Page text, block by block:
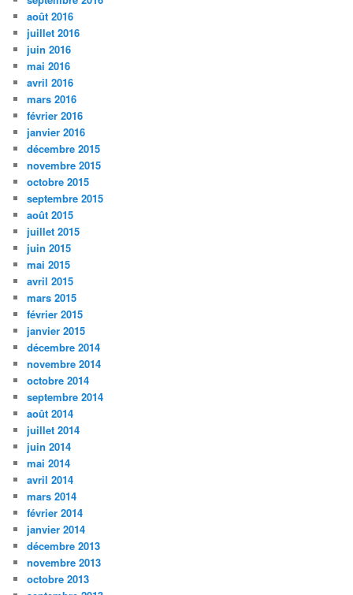
août 2016
juillet 2016
juin 2016
mai 2016
avril 2016
mars 2016
février 2016
janvier 2016
décembre 2015
novembre 2015
octobre 2015
septembre 2015
août 2015
juillet 2015
juin 2015
mai 2015
avril 2015
mars 2015
février 2015
janvier 2015
décembre 2014
novembre 2014
octobre 2014
septembre 2014
août 2014
juillet 2014
juin 2014
mai 2014
avril 2014
mars 2014
février 2014
janvier 2014
décembre 2013
novembre 2013
octobre 2013